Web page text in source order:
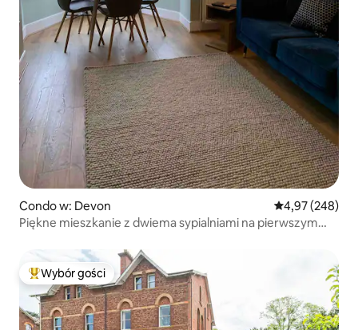
Condo w: Devon Średnia
4,97 (248)
Piękne mieszkanie z dwiema sypialniami na pierwszym
Najpopularniejsze z kategorii Wybór gości
Wybór gości